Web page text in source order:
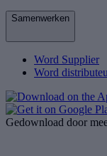
Samenwerken
Word Supplier
Word
Gedownload door